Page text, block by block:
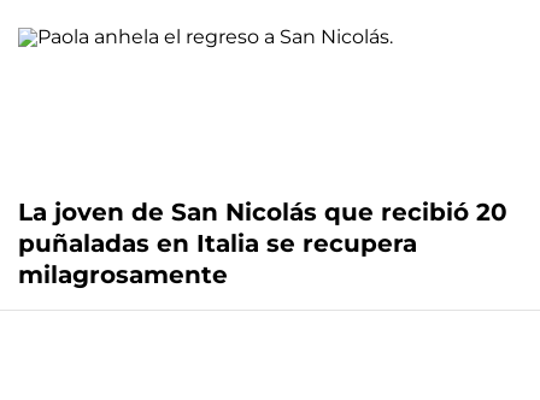
La joven de San Nicolás que recibió 20
puñaladas en Italia se recupera
milagrosamente